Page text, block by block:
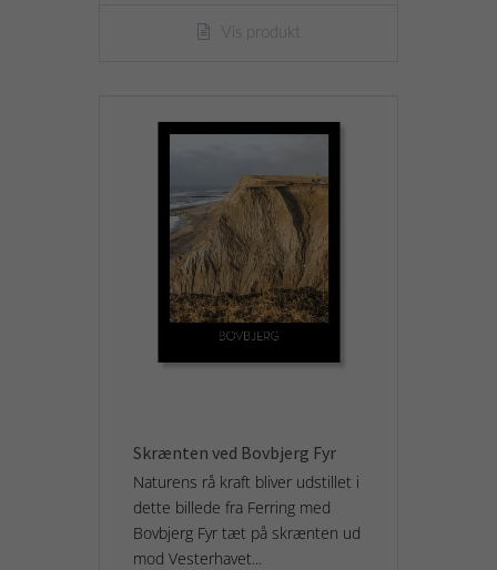
Vis produkt
Skrænten ved Bovbjerg Fyr
Naturens rå kraft bliver udstillet i
dette billede fra Ferring med
Bovbjerg Fyr tæt på skrænten ud
mod Vesterhavet...